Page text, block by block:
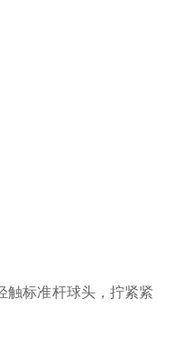
触标准杆球头，拧紧紧